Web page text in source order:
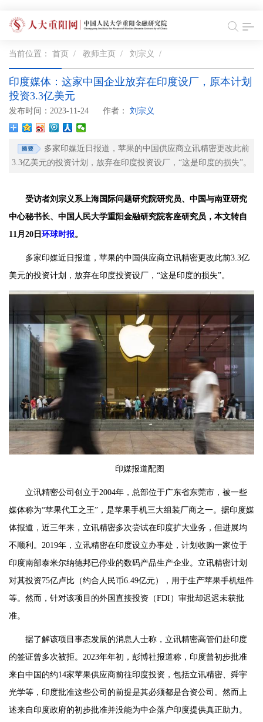
当前位置： 首页 / 教师主页 / 刘宗义 /
印度媒体：这家中国企业放弃在印度设厂，原本计划
投资3.3亿美元
发布时间：2023-11-24 作者： 刘宗义
多家印媒近日报道，苹果的中国供应商立讯精密更改此前
3.3亿美元的投资计划，放弃在印度投资设厂，“这是印度的损失”。
受访者刘宗义系上海国际问题研究院研究员、中国与南亚研究
中心秘书长、中国人民大学重阳金融研究院客座研究员，本文转自
11月20日 环球时报。
多家印媒近日报道，苹果的中国供应商立讯精密更改此前3.3亿
美元的投资计划，放弃在印度投资设厂，“这是印度的损失”。
印媒报道配图
立讯精密公司创立于2004年，总部位于广东省东莞市，被一些
媒体称为“苹果代工之王”，是苹果手机三大组装厂商之一。据印度媒
体报道，近三年来，立讯精密多次尝试在印度扩大业务，但进展均
不顺利。2019年，立讯精密在印度设立办事处，计划收购一家位于
印度南部泰米尔纳德邦已停业的数码产品生产企业。立讯精密计划
对其投资75亿卢比（约合人民币6.49亿元），用于生产苹果手机组件
等。然而，针对该项目的外国直接投资（FDI）审批却迟迟未获批
准。
据了解该项目事态发展的消息人士称，立讯精密高管们赴印度
的签证曾多次被拒。2023年年初，彭博社报道称，印度曾初步批准
来自中国的约14家苹果供应商前往印度投资，包括立讯精密、舜宇
光学等，印度批准这些公司的前提是其必须都是合资公司。然而上
述来自印度政府的初步批准并没能为中企落户印度提供真正助力。